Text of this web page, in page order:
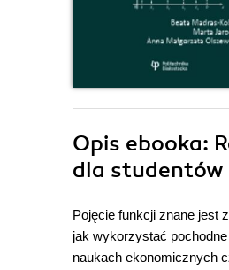
Opis ebooka:
dla studentów
Pojęcie funkcji znane jest
jak wykorzystać
naukach ekonomicznych